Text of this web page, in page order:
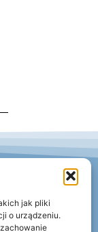
jak pliki
o urządzeniu.